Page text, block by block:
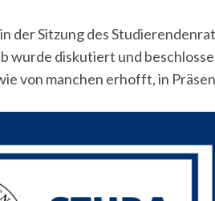
der Sitzung des
wurde diskutiert und
von manchen erhofft, in